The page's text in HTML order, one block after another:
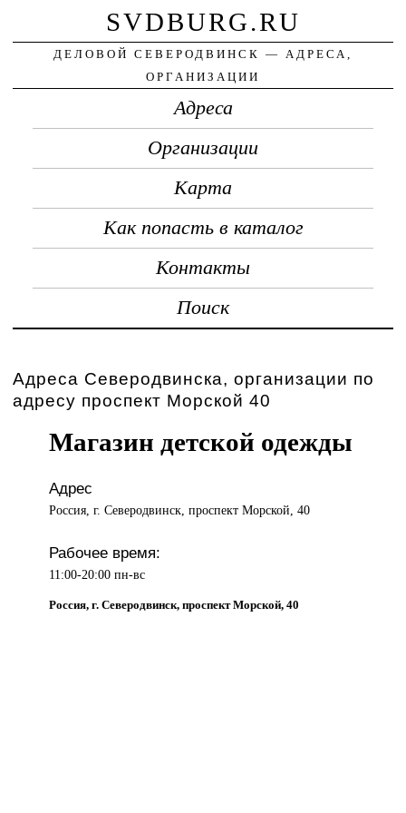
SVDBURG.RU
ДЕЛОВОЙ СЕВЕРОДВИНСК — АДРЕСА,
ОРГАНИЗАЦИИ
Адреса
Организации
Карта
Как попасть в каталог
Контакты
Поиск
Адреса Северодвинска, организации по
адресу проспект Морской 40
Магазин детской одежды
Адрес
Россия, г. Северодвинск, проспект Морской, 40
Рабочее время:
11:00-20:00 пн-вс
Россия, г. Северодвинск, проспект Морской, 40